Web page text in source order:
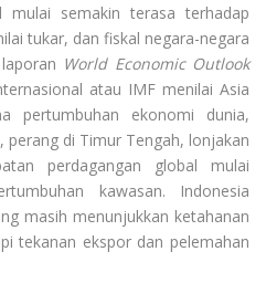
semakin terasa terhadap
tukar, dan fiskal negara-negara
World Economic Outlook
atau IMF menilai Asia
pertumbuhan ekonomi dunia,
di Timur Tengah, lonjakan
perdagangan global mulai
kawasan. Indonesia
masih menunjukkan ketahanan
tekanan ekspor dan pelemahan